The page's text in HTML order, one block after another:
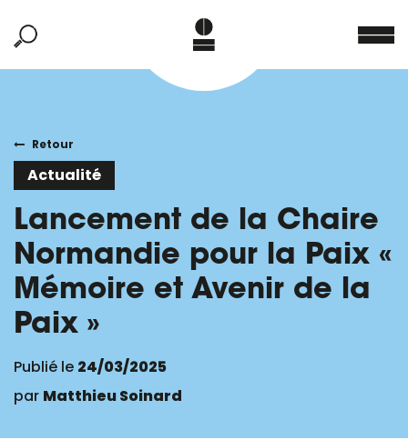
Retour
Actualité
Lancement de la Chaire
Normandie pour la Paix «
Mémoire et Avenir de la
Paix »
Publié le 24/03/2025
par Matthieu Soinard